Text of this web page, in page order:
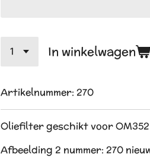
In winkelwagen
Artikelnummer: 270
Oliefilter geschikt voor
Afbeelding 2 nummer: 270